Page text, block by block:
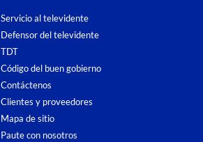
Servicio al televidente
Defensor del televidente
TDT
Código del buen gobierno
Contáctenos
Clientes y proveedores
Mapa de sitio
Paute con nosotros